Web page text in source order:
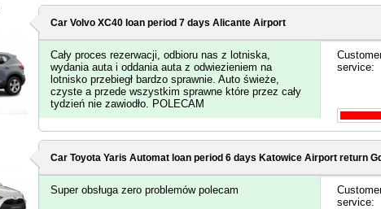
Car Volvo XC40 loan period 7 days Alicante Airport
Cały proces rezerwacji, odbioru nas z lotniska,
wydania auta i oddania auta z odwiezieniem na
lotnisko przebiegł bardzo sprawnie. Auto świeże,
czyste a przede wszystkim sprawne które przez cały
tydzień nie zawiodło. POLECAM
service:
Car Toyota Yaris Automat loan period 6 days Katowice Airport return
Super obsługa zero problemów polecam
service: